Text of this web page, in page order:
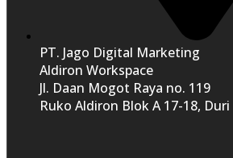
PT. Jago Digital Marketing
Aldiron Workspace
Jl. Daan Mogot Raya no. 119
Ruko Aldiron Blok A 17-18,